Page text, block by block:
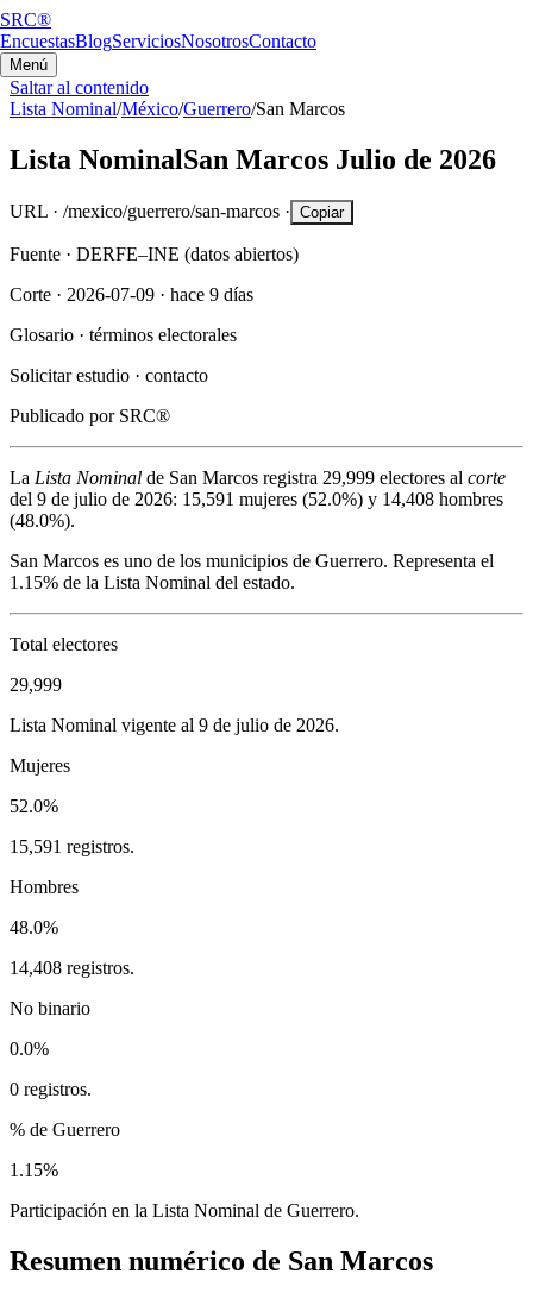
SRC®
EncuestasBlogServiciosNosotrosContacto
Menú
Saltar al contenido
Lista Nominal/México/Guerrero/San Marcos
Lista NominalSan Marcos Julio de 2026
URL · /mexico/guerrero/san-marcos · Copiar
Fuente · DERFE–INE (datos abiertos)
Corte · 2026-07-09 · hace 9 días
Glosario · términos electorales
Solicitar estudio · contacto
Publicado por SRC®
La Lista Nominal de San Marcos registra 29,999 electores al corte
del 9 de julio de 2026: 15,591 mujeres (52.0%) y 14,408 hombres
(48.0%).
San Marcos es uno de los municipios de Guerrero. Representa el
1.15% de la Lista Nominal del estado.
Total electores
29,999
Lista Nominal vigente al 9 de julio de 2026.
Mujeres
52.0%
15,591 registros.
Hombres
48.0%
14,408 registros.
No binario
0.0%
0 registros.
% de Guerrero
1.15%
Participación en la Lista Nominal de Guerrero.
Resumen numérico de San Marcos